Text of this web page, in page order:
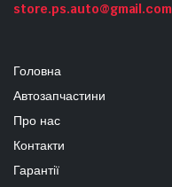
store.ps.auto@gmail.com
Головна
Автозапчастини
Про нас
Контакти
Гарантії